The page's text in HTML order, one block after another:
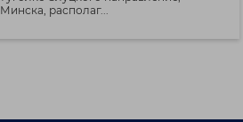
располаг...